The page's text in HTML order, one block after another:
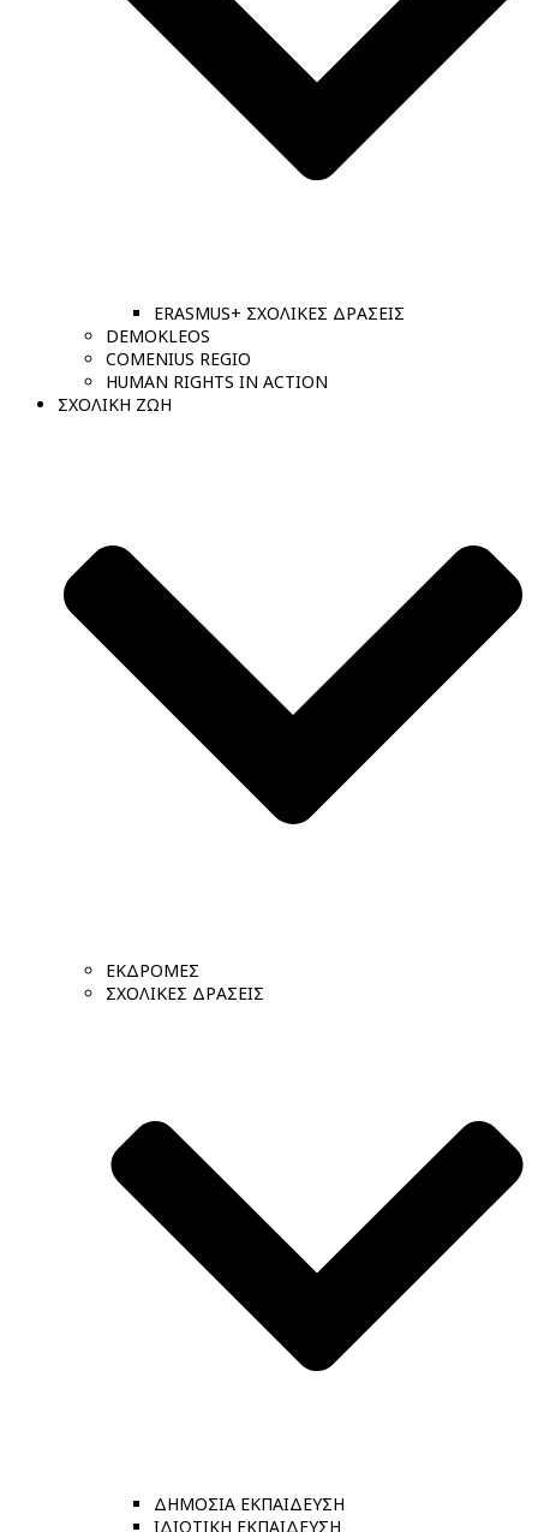
ERASMUS+ ΣΧΟΛΙΚΕΣ ΔΡΑΣΕΙΣ
DEMOKLEOS
COMENIUS REGIO
HUMAN RIGHTS IN ACTION
ΣΧΟΛΙΚΗ ΖΩΗ
ΕΚΔΡΟΜΕΣ
ΣΧΟΛΙΚΕΣ ΔΡΑΣΕΙΣ
ΔΗΜΟΣΙΑ ΕΚΠΑΙΔΕΥΣΗ
ΙΔΙΩΤΙΚΗ ΕΚΠΑΙΔΕΥΣΗ